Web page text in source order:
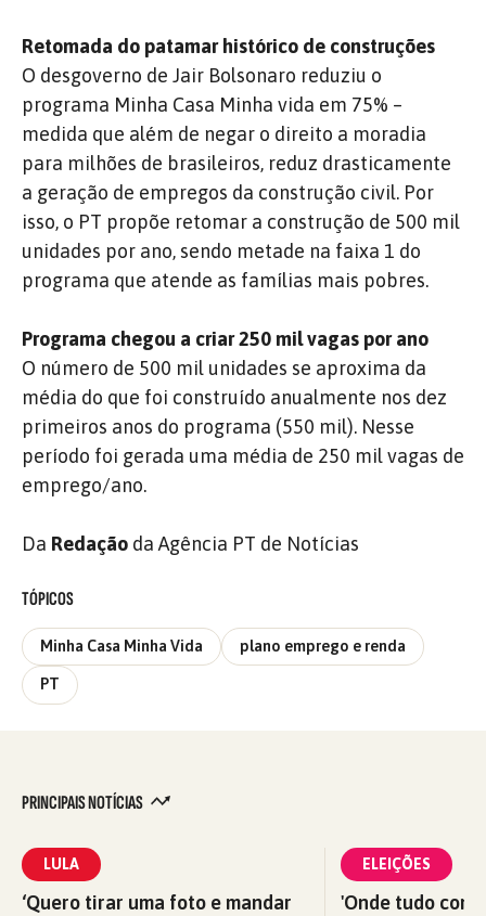
Retomada do patamar histórico de construções
O desgoverno de Jair Bolsonaro reduziu o
programa Minha Casa Minha vida em 75% –
medida que além de negar o direito a moradia
para milhões de brasileiros, reduz drasticamente
a geração de empregos da construção civil. Por
isso, o PT propõe retomar a construção de 500 mil
unidades por ano, sendo metade na faixa 1 do
programa que atende as famílias mais pobres.
Programa chegou a criar 250 mil vagas por ano
O número de 500 mil unidades se aproxima da
média do que foi construído anualmente nos dez
primeiros anos do programa (550 mil). Nesse
período foi gerada uma média de 250 mil vagas de
emprego/ano.
Da Redação da Agência PT de Notícias
TÓPICOS
Minha Casa Minha Vida plano emprego e renda
PT
PRINCIPAIS NOTÍCIAS
LULA
‘Quero tirar uma foto e mandar
ELEIÇÕES
'Onde tudo